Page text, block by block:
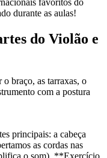
favoritos do
durante as aulas!
do Violão e
braço, as tarraxas, o
com a postura
principais: a cabeça
as cordas nas
o som). **Exercício